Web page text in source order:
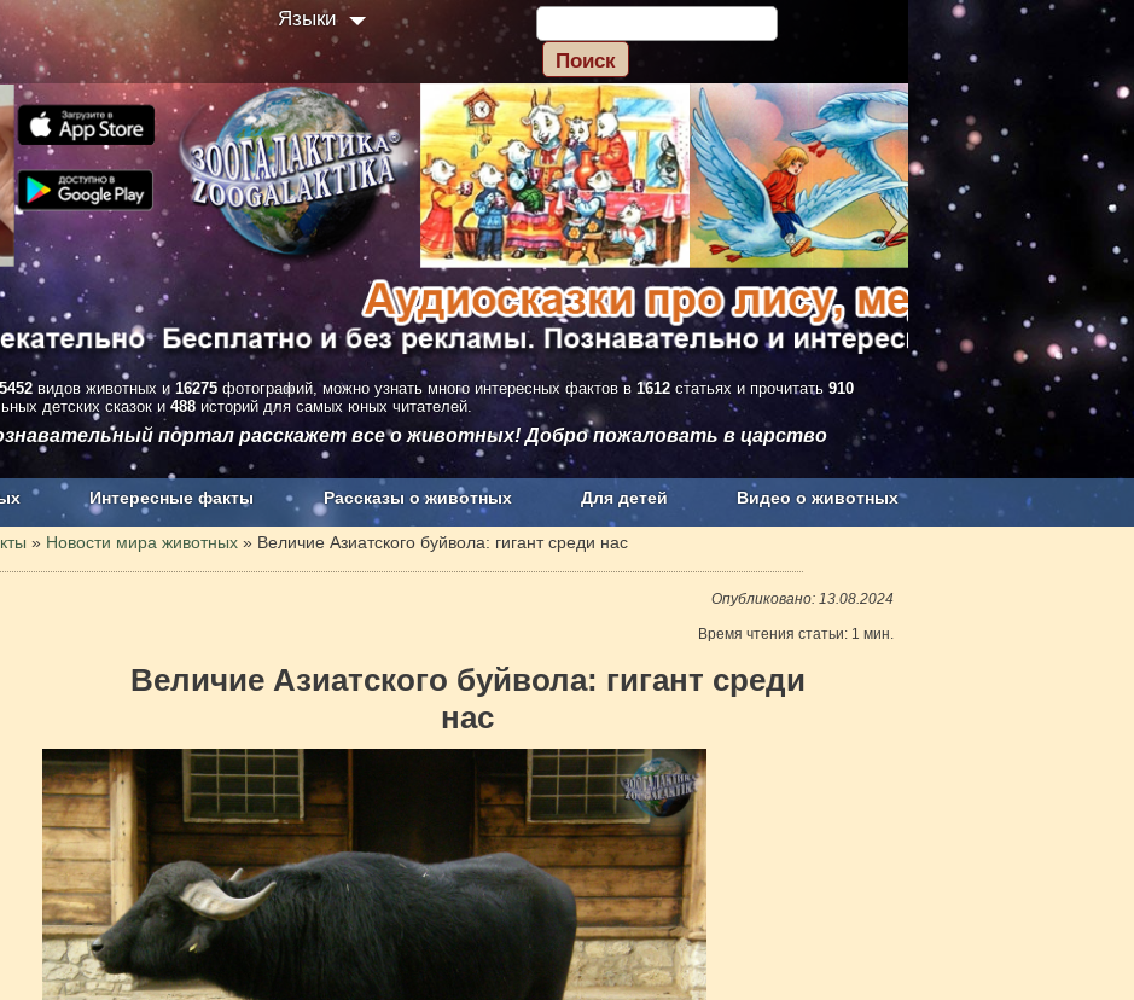
Языки
5452 видов животных и 16275 фотографий, можно узнать много интересных фактов в 1612 статьях и прочитать 910
детских сказок и 488 историй для самых юных читателей.
портал расскажет все о животных! Добро пожаловать в царство
Интересные факты Рассказы о животных Для детей Видео о животных
и без рекламы О проекте
» Новости мира животных » Величие Азиатского буйвола: гигант среди нас
Опубликовано: 13.08.2024
Время чтения статьи: 1 мин.
Величие Азиатского буйвола: гигант среди
нас